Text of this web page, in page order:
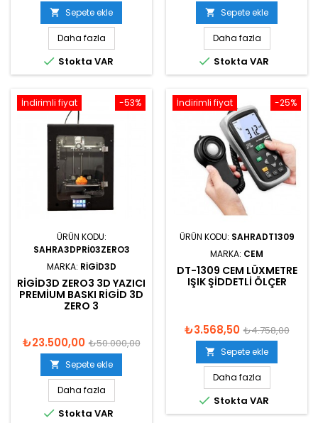
 Sepete ekle
Daha fazla
 Stokta VAR
 Sepete ekle
Daha fazla
 Stokta VAR
-53%
İndirimli fiyat
ÜRÜN KODU:
SAHRA3DPRI03ZERO3
MARKA: RIGID3D
RIGID3D ZERO3 3D YAZICI
PREMIUM BASKI RIGID 3D
ZERO 3
₺23.500,00 ₺50.000,00
 Sepete ekle
Daha fazla
 Stokta VAR
-25%
İndirimli fiyat
ÜRÜN KODU: SAHRADT1309
MARKA: CEM
DT-1309 CEM LÜXMETRE
IŞIK ŞIDDETLI ÖLÇER
₺3.568,50 ₺4.758,00
 Sepete ekle
Daha fazla
 Stokta VAR